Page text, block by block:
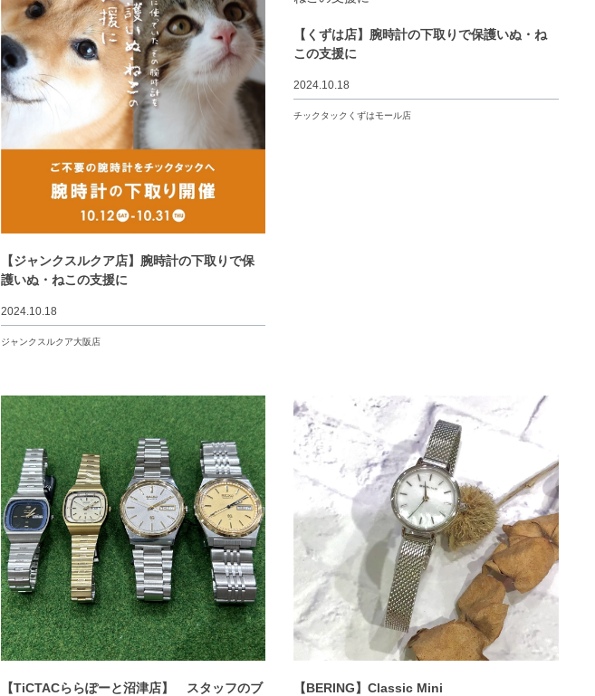
【ジャンクスルクア店】腕時計の下取りで保
護いぬ・ねこの支援に
2024.10.18
ジャンクスルクア大阪店
【くずは店】腕時計の下取りで保護いぬ・ね
この支援に
2024.10.18
チックタックくずはモール店
【TiCTACららぽーと沼津店】 スタッフのブ
【BERING】Classic Mini